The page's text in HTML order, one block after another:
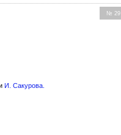
№ 29
И. Сакурова